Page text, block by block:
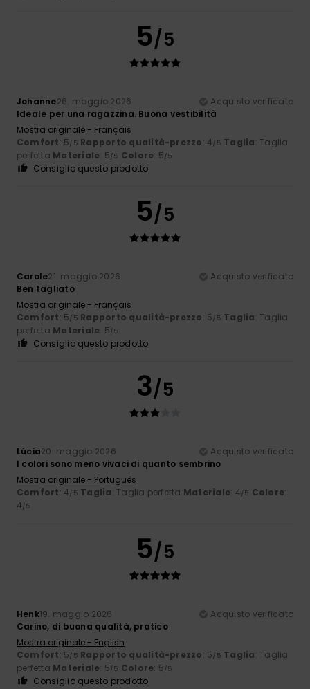
5/5
Johanne26. maggio 2026
Acquisto verificato
Ideale per una ragazzina. Buona vestibilità
Mostra originale - Français
Comfort: 5/5 Rapporto qualità-prezzo: 4/5 Taglia: Taglia
perfetta Materiale: 5/5 Colore: 5/5
Consiglio questo prodotto
5/5
Carole21. maggio 2026
Acquisto verificato
Ben tagliato
Mostra originale - Français
Comfort: 5/5 Rapporto qualità-prezzo: 5/5 Taglia: Taglia
perfetta Materiale: 5/5
Consiglio questo prodotto
3/5
Lúcia20. maggio 2026
Acquisto verificato
I colori sono meno vivaci di quanto sembrino
Mostra originale - Português
Comfort: 4/5 Taglia: Taglia perfetta Materiale: 4/5 Colore:
4/5
5/5
Henk19. maggio 2026
Acquisto verificato
Carino, di buona qualità, pratico
Mostra originale - English
Comfort: 5/5 Rapporto qualità-prezzo: 5/5 Taglia: Taglia
perfetta Materiale: 5/5 Colore: 5/5
Consiglio questo prodotto